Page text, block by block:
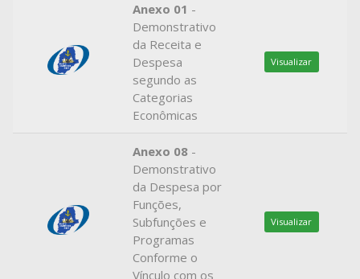
Anexo 01 -
Demonstrativo
da Receita e
Despesa
segundo as
Categorias
Econômicas
Visualizar
Anexo 08 -
Demonstrativo
da Despesa por
Funções,
Subfunções e
Programas
Conforme o
Vínculo com os
Visualizar